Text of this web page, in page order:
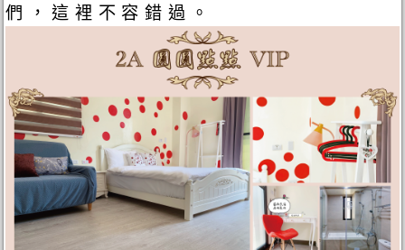
們，這裡不容錯過。